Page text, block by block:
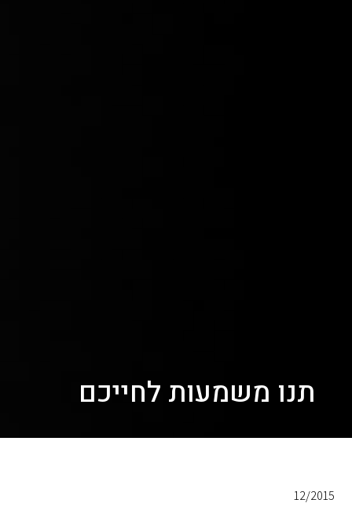
תנו משמעות לחייכם
12/2015